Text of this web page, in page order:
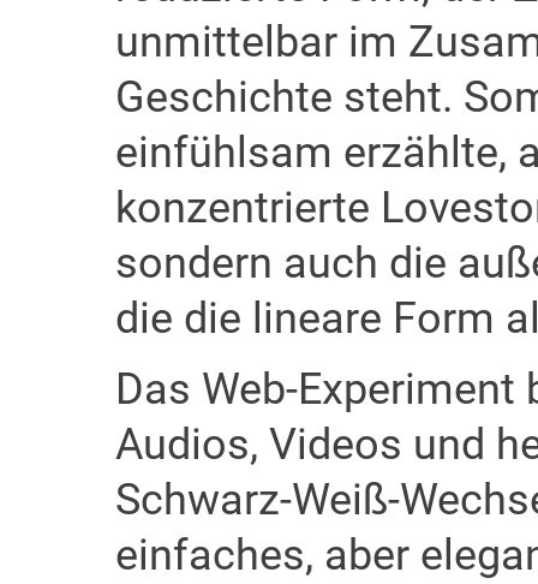
unmittelbar im
Geschichte steht.
einfühlsam erzählte,
konzentrierte
sondern auch die
die die lineare Form
Das Web-
Audios, Videos und
Schwarz-Weiß-
einfaches, aber